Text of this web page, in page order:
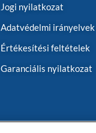
Jogi nyilatkozat
Adatvédelmi irányelvek
Értékesítési feltételek
Garanciális nyilatkozat